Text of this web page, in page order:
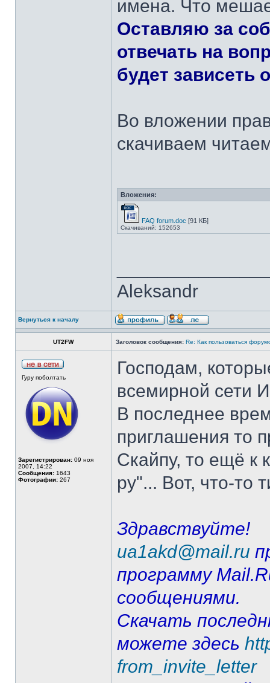
имена. Что
Оставляю за
отвечать на
будет зависеть
Во вложении
скачиваем
Вложения:
FAQ forum.doc [91 КБ]
Скачиваний: 152653
Aleksandr
Вернуться к началу
UT2FW Заголовок сообщения: Re: Как пользоваться
Гуру поболтать
Зарегистрирован: 09 ноя
2007, 14:22
Сообщения: 1643
Фотографии: 267
Господам,
всемирной сети
В последнее
приглашения то
Скайпу, то ещё к
ру"... Вот, что-то
Здравствуйте!
ua1akd@mail.ru
программу
сообщениями.
Скачать
можете здесь
from_invite_letter